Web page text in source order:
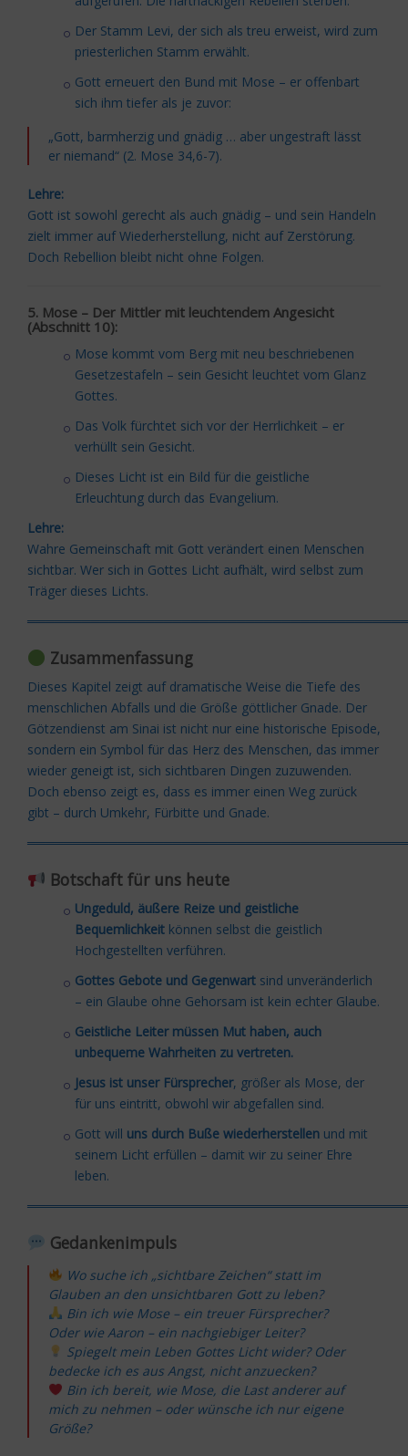
Der Stamm Levi, der sich als treu erweist, wird zum
priesterlichen Stamm erwählt.
Gott erneuert den Bund mit Mose – er offenbart
sich ihm tiefer als je zuvor:
„Gott, barmherzig und gnädig … aber ungestraft lässt
er niemand“ (2. Mose 34,6-7).
Lehre:
Gott ist sowohl gerecht als auch gnädig – und sein Handeln
zielt immer auf Wiederherstellung, nicht auf Zerstörung.
Doch Rebellion bleibt nicht ohne Folgen.
5. Mose – Der Mittler mit leuchtendem Angesicht
(Abschnitt 10):
Mose kommt vom Berg mit neu beschriebenen
Gesetzestafeln – sein Gesicht leuchtet vom Glanz
Gottes.
Das Volk fürchtet sich vor der Herrlichkeit – er
verhüllt sein Gesicht.
Dieses Licht ist ein Bild für die geistliche
Erleuchtung durch das Evangelium.
Lehre:
Wahre Gemeinschaft mit Gott verändert einen Menschen
sichtbar. Wer sich in Gottes Licht aufhält, wird selbst zum
Träger dieses Lichts.
Zusammenfassung
Dieses Kapitel zeigt auf dramatische Weise die Tiefe des
menschlichen Abfalls und die Größe göttlicher Gnade. Der
Götzendienst am Sinai ist nicht nur eine historische Episode,
sondern ein Symbol für das Herz des Menschen, das immer
wieder geneigt ist, sich sichtbaren Dingen zuzuwenden.
Doch ebenso zeigt es, dass es immer einen Weg zurück
gibt – durch Umkehr, Fürbitte und Gnade.
Botschaft für uns heute
Ungeduld, äußere Reize und geistliche
Bequemlichkeit können selbst die geistlich
Hochgestellten verführen.
Gottes Gebote und Gegenwart sind unveränderlich
– ein Glaube ohne Gehorsam ist kein echter Glaube.
Geistliche Leiter müssen Mut haben, auch
unbequeme Wahrheiten zu vertreten.
Jesus ist unser Fürsprecher, größer als Mose, der
für uns eintritt, obwohl wir abgefallen sind.
Gott will uns durch Buße wiederherstellen und mit
seinem Licht erfüllen – damit wir zu seiner Ehre
leben.
Gedankenimpuls
Wo suche ich „sichtbare Zeichen“ statt im
Glauben an den unsichtbaren Gott zu leben?
Bin ich wie Mose – ein treuer Fürsprecher?
Oder wie Aaron – ein nachgiebiger Leiter?
Spiegelt mein Leben Gottes Licht wider? Oder
bedecke ich es aus Angst, nicht anzuecken?
Bin ich bereit, wie Mose, die Last anderer auf
mich zu nehmen – oder wünsche ich nur eigene
Größe?